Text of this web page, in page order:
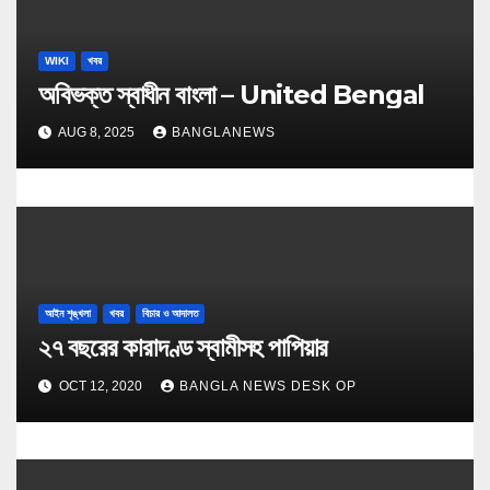
WIKI খবর
অবিভক্ত স্বাধীন বাংলা – United Bengal
AUG 8, 2025 BANGLANEWS
আইন শৃঙ্খলা খবর বিচার ও আদালত
২৭ বছরের কারাদণ্ড স্বামীসহ পাপিয়ার
OCT 12, 2020 BANGLA NEWS DESK OP